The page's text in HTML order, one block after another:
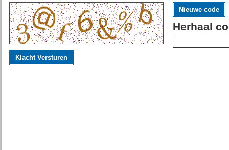
Nieuwe code
Herhaal
Klacht Versturen